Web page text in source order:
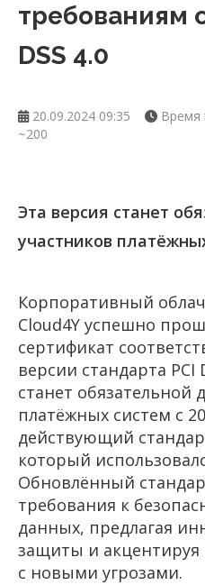
требованиям
DSS 4.0
20.09.2024 09:35
Время
~200
Эта версия станет
участников
Корпоративный
Cloud4Y успешно
сертификат
версии стандарта PCI
станет обязательной
платёжных систем с
действующий
который
Обновлённый
требования к
данных, предлагая
защиты и
с новыми угрозами.